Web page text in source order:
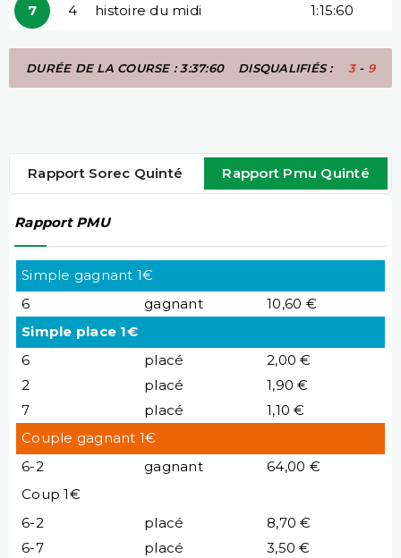
7 4 histoire du midi 1:15:60
DURÉE DE LA COURSE : 3:37:60 DISQUALIFIÉS : 3- 9
Rapport Sorec Quinté Rapport Pmu Quinté
Rapport PMU
Simple gagnant 1€
6
gagnant
10,60 €
Simple place 1€
6
placé
2,00 €
2
placé
1,90 €
7
placé
1,10 €
Couple gagnant 1€
6-2
gagnant
64,00 €
Coup 1€
6-2
placé
8,70 €
6-7
placé 3,50 €